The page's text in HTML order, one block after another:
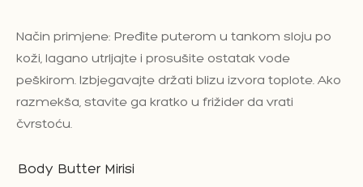
Način primjene: Pređite puterom u tankom sloju po
koži, lagano utrljajte i prosušite ostatak vode
peškirom. Izbjegavajte držati blizu izvora toplote. Ako
razmekša, stavite ga kratko u frižider da vrati
čvrstoću.
Body Butter Mirisi